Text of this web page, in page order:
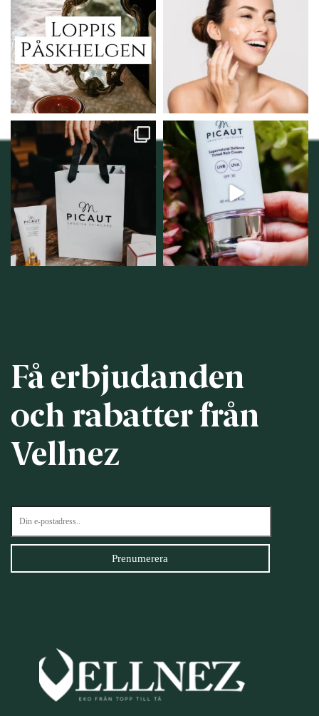
I Vellnez anda;...
6 0
februari-mars!
Vi...
0
Vellnez – din
samlingsplats för
personlig handel i
12 0
Njut av solens härliga
strålar men skydda dig...
12 1
Få erbjudanden
och rabatter från
Vellnez